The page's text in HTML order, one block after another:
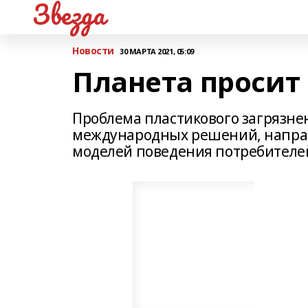
Звезда
Новости 30 МАРТА 2021, 05:09
Планета
Проблема пластикового
международных решений,
моделей поведения